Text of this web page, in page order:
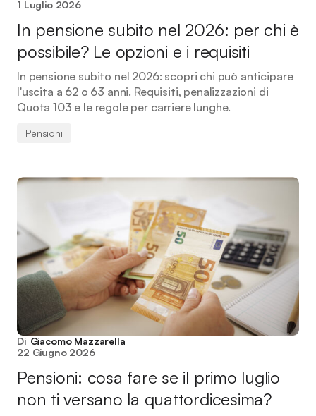
1 Luglio 2026
In pensione subito nel 2026: per chi è
possibile? Le opzioni e i requisiti
In pensione subito nel 2026: scopri chi può anticipare
l'uscita a 62 o 63 anni. Requisiti, penalizzazioni di
Quota 103 e le regole per carriere lunghe.
Pensioni
Di Giacomo Mazzarella
22 Giugno 2026
Pensioni: cosa fare se il primo luglio
non ti versano la quattordicesima?